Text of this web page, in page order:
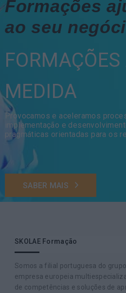
Formações
ao seu
FORMAÇÕES
MEDIDA
Provocamos e aceleramos
implementação e
pragmáticas orientadas para os
SABER MAIS
SKOLAE Formação
Somos a filial portuguesa do
empresa europeia
de competências e soluções de